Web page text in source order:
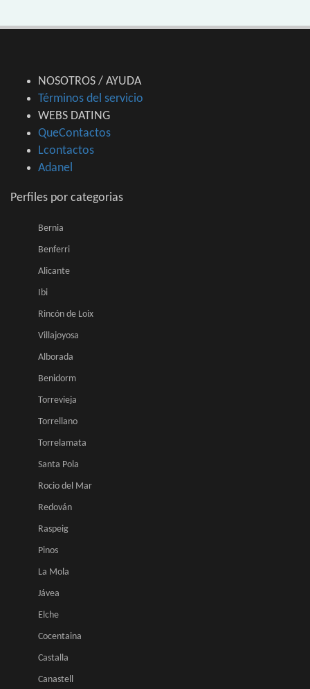
NOSOTROS / AYUDA
Términos del servicio
WEBS DATING
QueContactos
Lcontactos
Adanel
Perfiles por categorias
Bernia
Benferri
Alicante
Ibi
Rincón de Loix
Villajoyosa
Alborada
Benidorm
Torrevieja
Torrellano
Torrelamata
Santa Pola
Rocio del Mar
Redován
Raspeig
Pinos
La Mola
Jávea
Elche
Cocentaina
Castalla
Canastell